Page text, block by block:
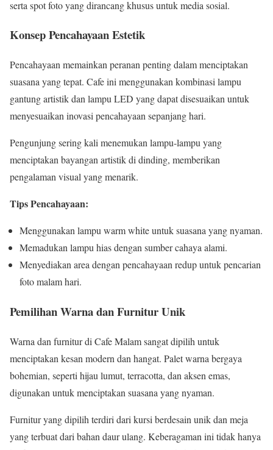
serta spot foto yang dirancang khusus untuk media sosial.
Konsep Pencahayaan Estetik
Pencahayaan memainkan peranan penting dalam menciptakan
suasana yang tepat. Cafe ini menggunakan kombinasi lampu
gantung artistik dan lampu LED yang dapat disesuaikan untuk
menyesuaikan inovasi pencahayaan sepanjang hari.
Pengunjung sering kali menemukan lampu-lampu yang
menciptakan bayangan artistik di dinding, memberikan
pengalaman visual yang menarik.
Tips Pencahayaan:
Menggunakan lampu warm white untuk suasana yang nyaman.
Memadukan lampu hias dengan sumber cahaya alami.
Menyediakan area dengan pencahayaan redup untuk pencarian
foto malam hari.
Pemilihan Warna dan Furnitur Unik
Warna dan furnitur di Cafe Malam sangat dipilih untuk
menciptakan kesan modern dan hangat. Palet warna bergaya
bohemian, seperti hijau lumut, terracotta, dan aksen emas,
digunakan untuk menciptakan suasana yang nyaman.
Furnitur yang dipilih terdiri dari kursi berdesain unik dan meja
yang terbuat dari bahan daur ulang. Keberagaman ini tidak hanya